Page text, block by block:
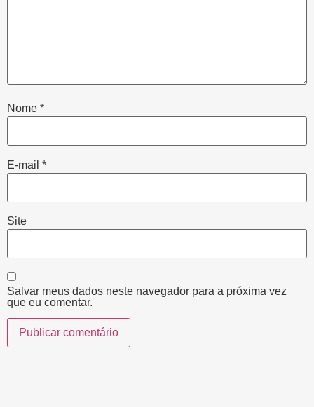
Nome *
E-mail *
Site
Salvar meus dados neste navegador para a próxima vez
que eu comentar.